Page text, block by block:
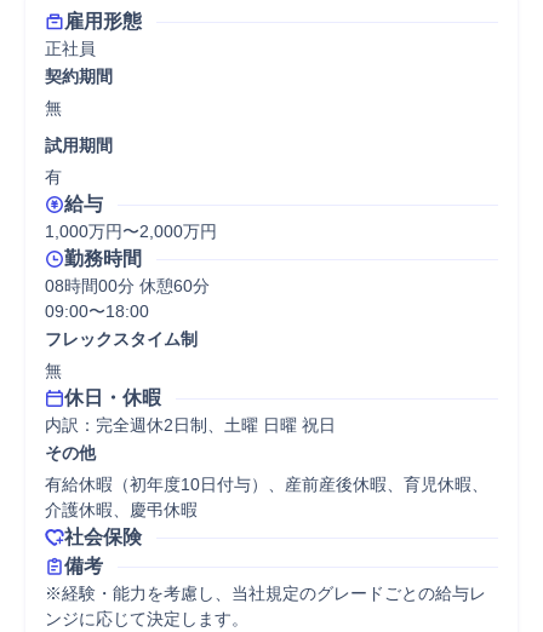
雇用形態
正社員
契約期間
無
試用期間
有
給与
1,000万円〜2,000万円
勤務時間
08時間00分 休憩60分
09:00〜18:00
フレックスタイム制
無
休日・休暇
内訳：完全週休2日制、土曜 日曜 祝日
その他
有給休暇（初年度10日付与）、産前産後休暇、育児休暇、
介護休暇、慶弔休暇
社会保険
備考
※経験・能力を考慮し、当社規定のグレードごとの給与レ
ンジに応じて決定します。